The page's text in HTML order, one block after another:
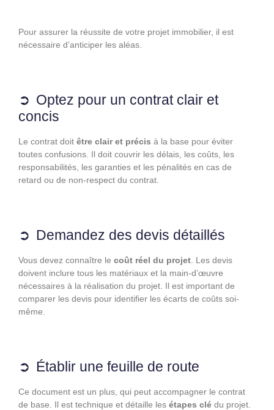
Pour assurer la réussite de votre projet immobilier, il est
nécessaire d’anticiper les aléas.
Optez pour un contrat clair et
concis
Le contrat doit être clair et précis à la base pour éviter
toutes confusions. Il doit couvrir les délais, les coûts, les
responsabilités, les garanties et les pénalités en cas de
retard ou de non-respect du contrat.
Demandez des devis détaillés
Vous devez connaître le coût réel du projet . Les devis
doivent inclure tous les matériaux et la main-d’œuvre
nécessaires à la réalisation du projet. Il est important de
comparer les devis pour identifier les écarts de coûts soi-
même.
Établir une feuille de route
Ce document est un plus, qui peut accompagner le contrat
de base. Il est technique et détaille les étapes clé du projet.